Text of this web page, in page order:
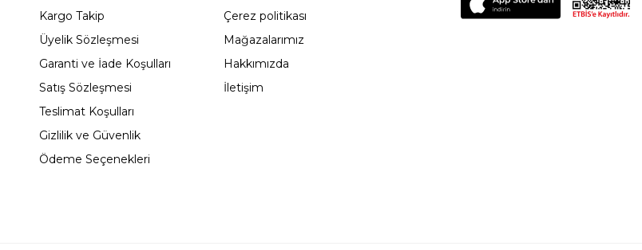
Kargo Takip
Üyelik Sözleşmesi
Garanti ve İade Koşulları
Satış Sözleşmesi
Teslimat Koşulları
Gizlilik ve Güvenlik
Ödeme Seçenekleri
Çerez politikası
Mağazalarımız
Hakkımızda
İletişim